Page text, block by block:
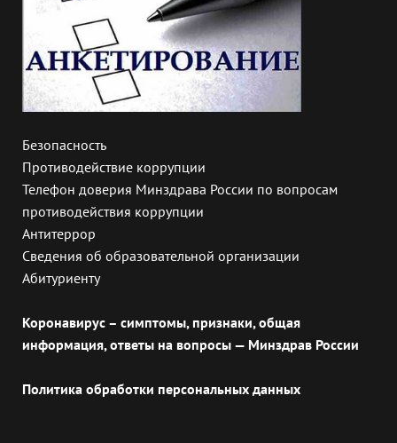
Безопасность
Противодействие коррупции
Телефон доверия Минздрава России по вопросам
противодействия коррупции
Антитеррор
Сведения об образовательной организации
Абитуриенту
Коронавирус – симптомы, признаки, общая
информация, ответы на вопросы — Минздрав России
Политика обработки персональных данных